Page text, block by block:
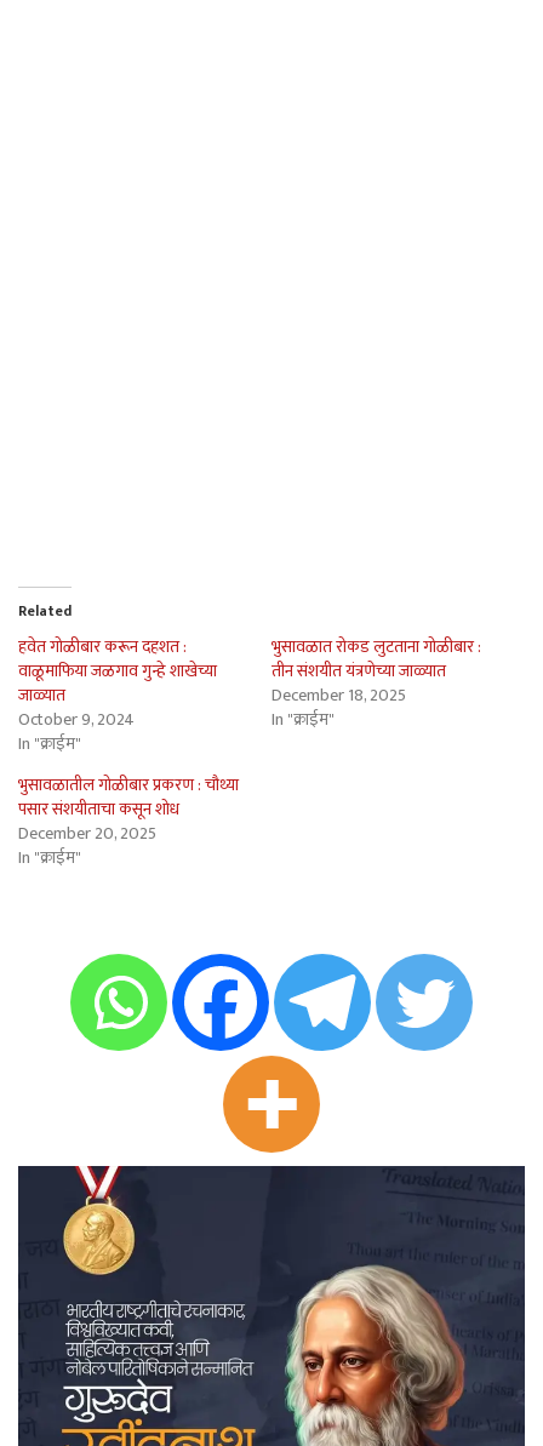
Related
हवेत गोळीबार करून दहशत :
वाळूमाफिया जळगाव गुन्हे शाखेच्या
जाळ्यात
October 9, 2024
In "क्राईम"
भुसावळात रोकड लुटताना गोळीबार :
तीन संशयीत यंत्रणेच्या जाळ्यात
December 18, 2025
In "क्राईम"
भुसावळातील गोळीबार प्रकरण : चौथ्या
पसार संशयीताचा कसून शोध
December 20, 2025
In "क्राईम"